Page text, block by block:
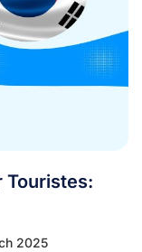
Touristes:
2025